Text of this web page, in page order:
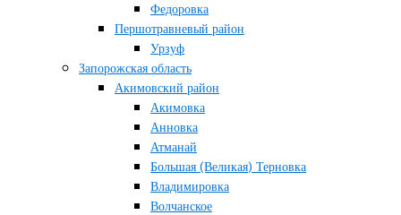
Федоровка
Першотравневый район
Урзуф
Запорожская область
Акимовский район
Акимовка
Анновка
Атманай
Большая (Великая) Терновка
Владимировка
Волчанское